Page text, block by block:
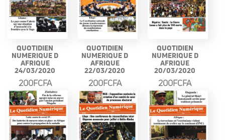
QUOTIDIEN
NUMERIQUE D
AFRIQUE
24/03/2020
200FCFA
QUOTIDIEN
NUMERIQUE D
AFRIQUE
22/03/2020
200FCFA
QUOTIDIEN
NUMERIQUE D
AFRIQUE
20/03/2020
200FCFA